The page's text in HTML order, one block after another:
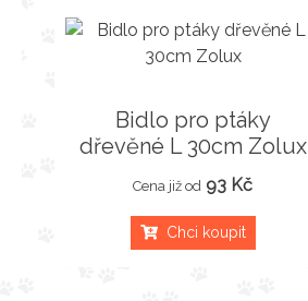
Bidlo pro ptáky
dřevěné L 30cm Zolux
Cena již od 93 Kč
Chci koupit